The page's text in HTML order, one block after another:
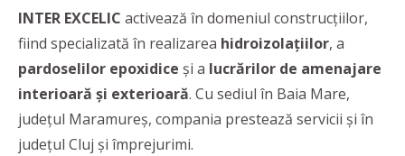
INTER EXCELIC activează în domeniul construcțiilor,
fiind specializată în realizarea hidroizolațiilor, a
pardoselilor epoxidice și a lucrărilor de amenajare
interioară și exterioară. Cu sediul în Baia Mare,
județul Maramureș, compania prestează servicii și în
județul Cluj și împrejurimi.